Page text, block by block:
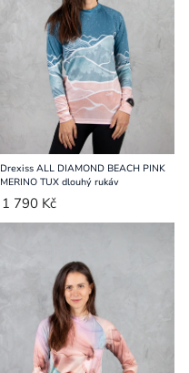
Drexiss ALL DIAMOND BEACH PINK
MERINO TUX dlouhý rukáv
1 790 Kč